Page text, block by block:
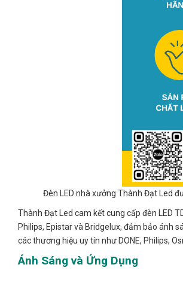
Đèn LED nhà xưởng Thành Đạt Led
Thành Đạt Led cam kết cung cấp đèn LED
Philips, Epistar và Bridgelux, đảm bảo ánh
các thương hiệu uy tín như DONE, Philips,
Ánh Sáng và Ứng Dụng